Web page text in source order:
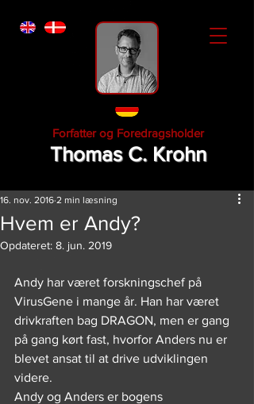
Forfatter og Foredragsholder
Thomas C. Krohn
Hvem er Andy?
16. nov. 2016 2 min læsning
Opdateret: 8. jun. 2019
Andy har været forskningschef på
VirusGene i mange år. Han har været
drivkraften bag DRAGON, men er gang
på gang kørt fast, hvorfor Anders nu er
blevet ansat til at drive udviklingen
videre.
Andy og Anders er bogens